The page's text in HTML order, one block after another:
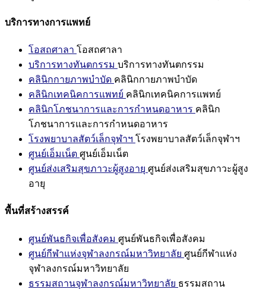
บริการทางการแพทย์
โอสถศาลา โอสถศาลา
บริการทางทันตกรรม บริการทางทันตกรรม
คลินิกกายภาพบำบัด คลินิกกายภาพบำบัด
คลินิกเทคนิคการแพทย์ คลินิกเทคนิคการแพทย์
คลินิกโภชนาการและการกำหนดอาหาร คลินิก
โภชนาการและการกำหนดอาหาร
โรงพยาบาลสัตว์เล็กจุฬาฯ โรงพยาบาลสัตว์เล็กจุฬาฯ
ศูนย์เอ็มเน็ต ศูนย์เอ็มเน็ต
ศูนย์ส่งเสริมสุขภาวะผู้สูงอายุ ศูนย์ส่งเสริมสุขภาวะผู้สูง
อายุ
พื้นที่สร้างสรรค์
ศูนย์พันธกิจเพื่อสังคม ศูนย์พันธกิจเพื่อสังคม
ศูนย์กีฬาแห่งจุฬาลงกรณ์มหาวิทยาลัย ศูนย์กีฬาแห่ง
จุฬาลงกรณ์มหาวิทยาลัย
ธรรมสถานจุฬาลงกรณ์มหาวิทยาลัย ธรรมสถาน